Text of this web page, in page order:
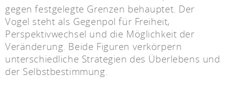
gegen festgelegte Grenzen behauptet. Der
Vogel steht als Gegenpol für Freiheit,
Perspektivwechsel und die Möglichkeit der
Veränderung. Beide Figuren verkörpern
unterschiedliche Strategien des Überlebens und
der Selbstbestimmung.